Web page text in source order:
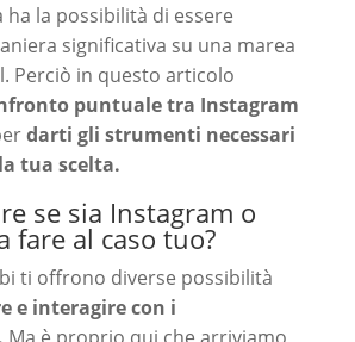
la possibilità di essere
significativa su una marea
Perciò in questo articolo
puntuale tra Instagram
darti gli strumenti necessari
tua scelta.
se sia Instagram o
fare al caso tuo?
ti offrono diverse possibilità
e interagire con i